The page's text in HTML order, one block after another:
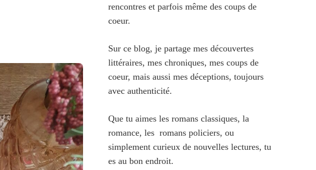
rencontres et parfois même des coups de
coeur.
Sur ce blog, je partage mes découvertes
littéraires, mes chroniques, mes coups de
coeur, mais aussi mes déceptions, toujours
avec authenticité.
Que tu aimes les romans classiques, la
romance, les romans policiers, ou
simplement curieux de nouvelles lectures, tu
es au bon endroit.